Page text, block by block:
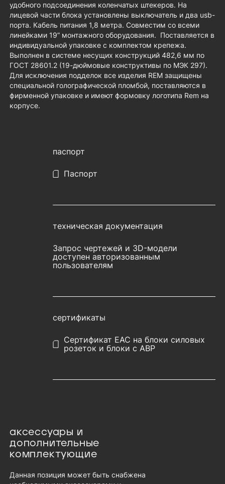
удобного подсоединения коленчатых штекеров. На
лицевой части блока установлены выключатель и два usb-
порта. Кабель питания 1,8 метра. Совместим со всеми
линейками 19” монтажного оборудования. Поставляется в
индивидуальной упаковке с комплектом крепежа.
Выполнен в системе несущих конструкций 482,6 мм по
ГОСТ 28601.2 (19-дюймовые конструктивы по МЭК 297).
Для исключения подделок все изделия REM защищены
специальной голографической пломбой, поставляются в
фирменной упаковке и имеют формовку логотипа Rem на
корпусе.
паспорт
Паспорт
техническая документация
Запрос чертежей и 3D-модели
доступен авторизованным
пользователям
сертификаты
Сертификат EAC на блоки силовых
розеток и блоки с АВР
аксессуары и
дополнительные
комплектующие
Данная позиция может быть снабжена